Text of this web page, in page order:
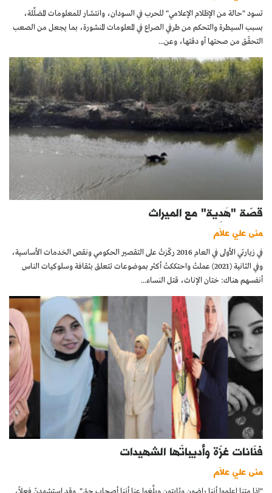
تسود "حالة من الإظلام الإعلامي" للحرب في السودان، وانتشار للمعلومات المضلِّلة،
بسبب السيطرة والتحكم من طرفي الصراع في المعلومات المنشورة، بما يجعل من الصعب
التحقّق من صحتها أو دقتها، وعن...
قصّة "هَدِية" مع الميراث
منى علي علاّم
في زيارتي الأولى في العام 2016 ركّزتُ على التقصير الحكومي ونقص الخدمات الأساسية،
وفي الثانية (2021) عملتُ واحتككتُ أكثر بموضوعات تتعلق بثقافة وسلوكيات الناس
أنفسهم هناك: ختان الإناث، قتل النساء...
فنّانات غزّة وأديباتّها الشهيدات
منى علي علاّم